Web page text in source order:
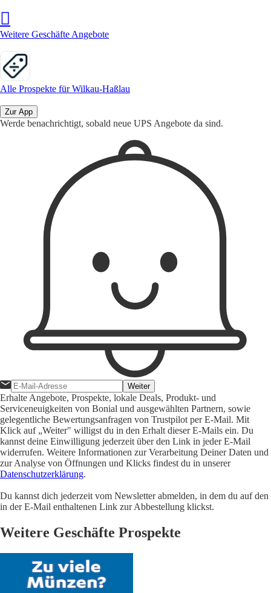
Weitere Geschäfte Angebote
Alle Prospekte für Wilkau-Haßlau
Zur App
Werde benachrichtigt, sobald neue UPS Angebote da sind.
Weiter
Erhalte Angebote, Prospekte, lokale Deals, Produkt- und
Serviceneuigkeiten von Bonial und ausgewählten Partnern, sowie
gelegentliche Bewertungsanfragen von Trustpilot per E-Mail. Mit
Klick auf „Weiter" willigst du in den Erhalt dieser E-Mails ein. Du
kannst deine Einwilligung jederzeit über den Link in jeder E-Mail
widerrufen. Weitere Informationen zur Verarbeitung Deiner Daten und
zur Analyse von Öffnungen und Klicks findest du in unserer
Datenschutzerklärung.
Du kannst dich jederzeit vom Newsletter abmelden, in dem du auf den
in der E-Mail enthaltenen Link zur Abbestellung klickst.
Weitere Geschäfte Prospekte